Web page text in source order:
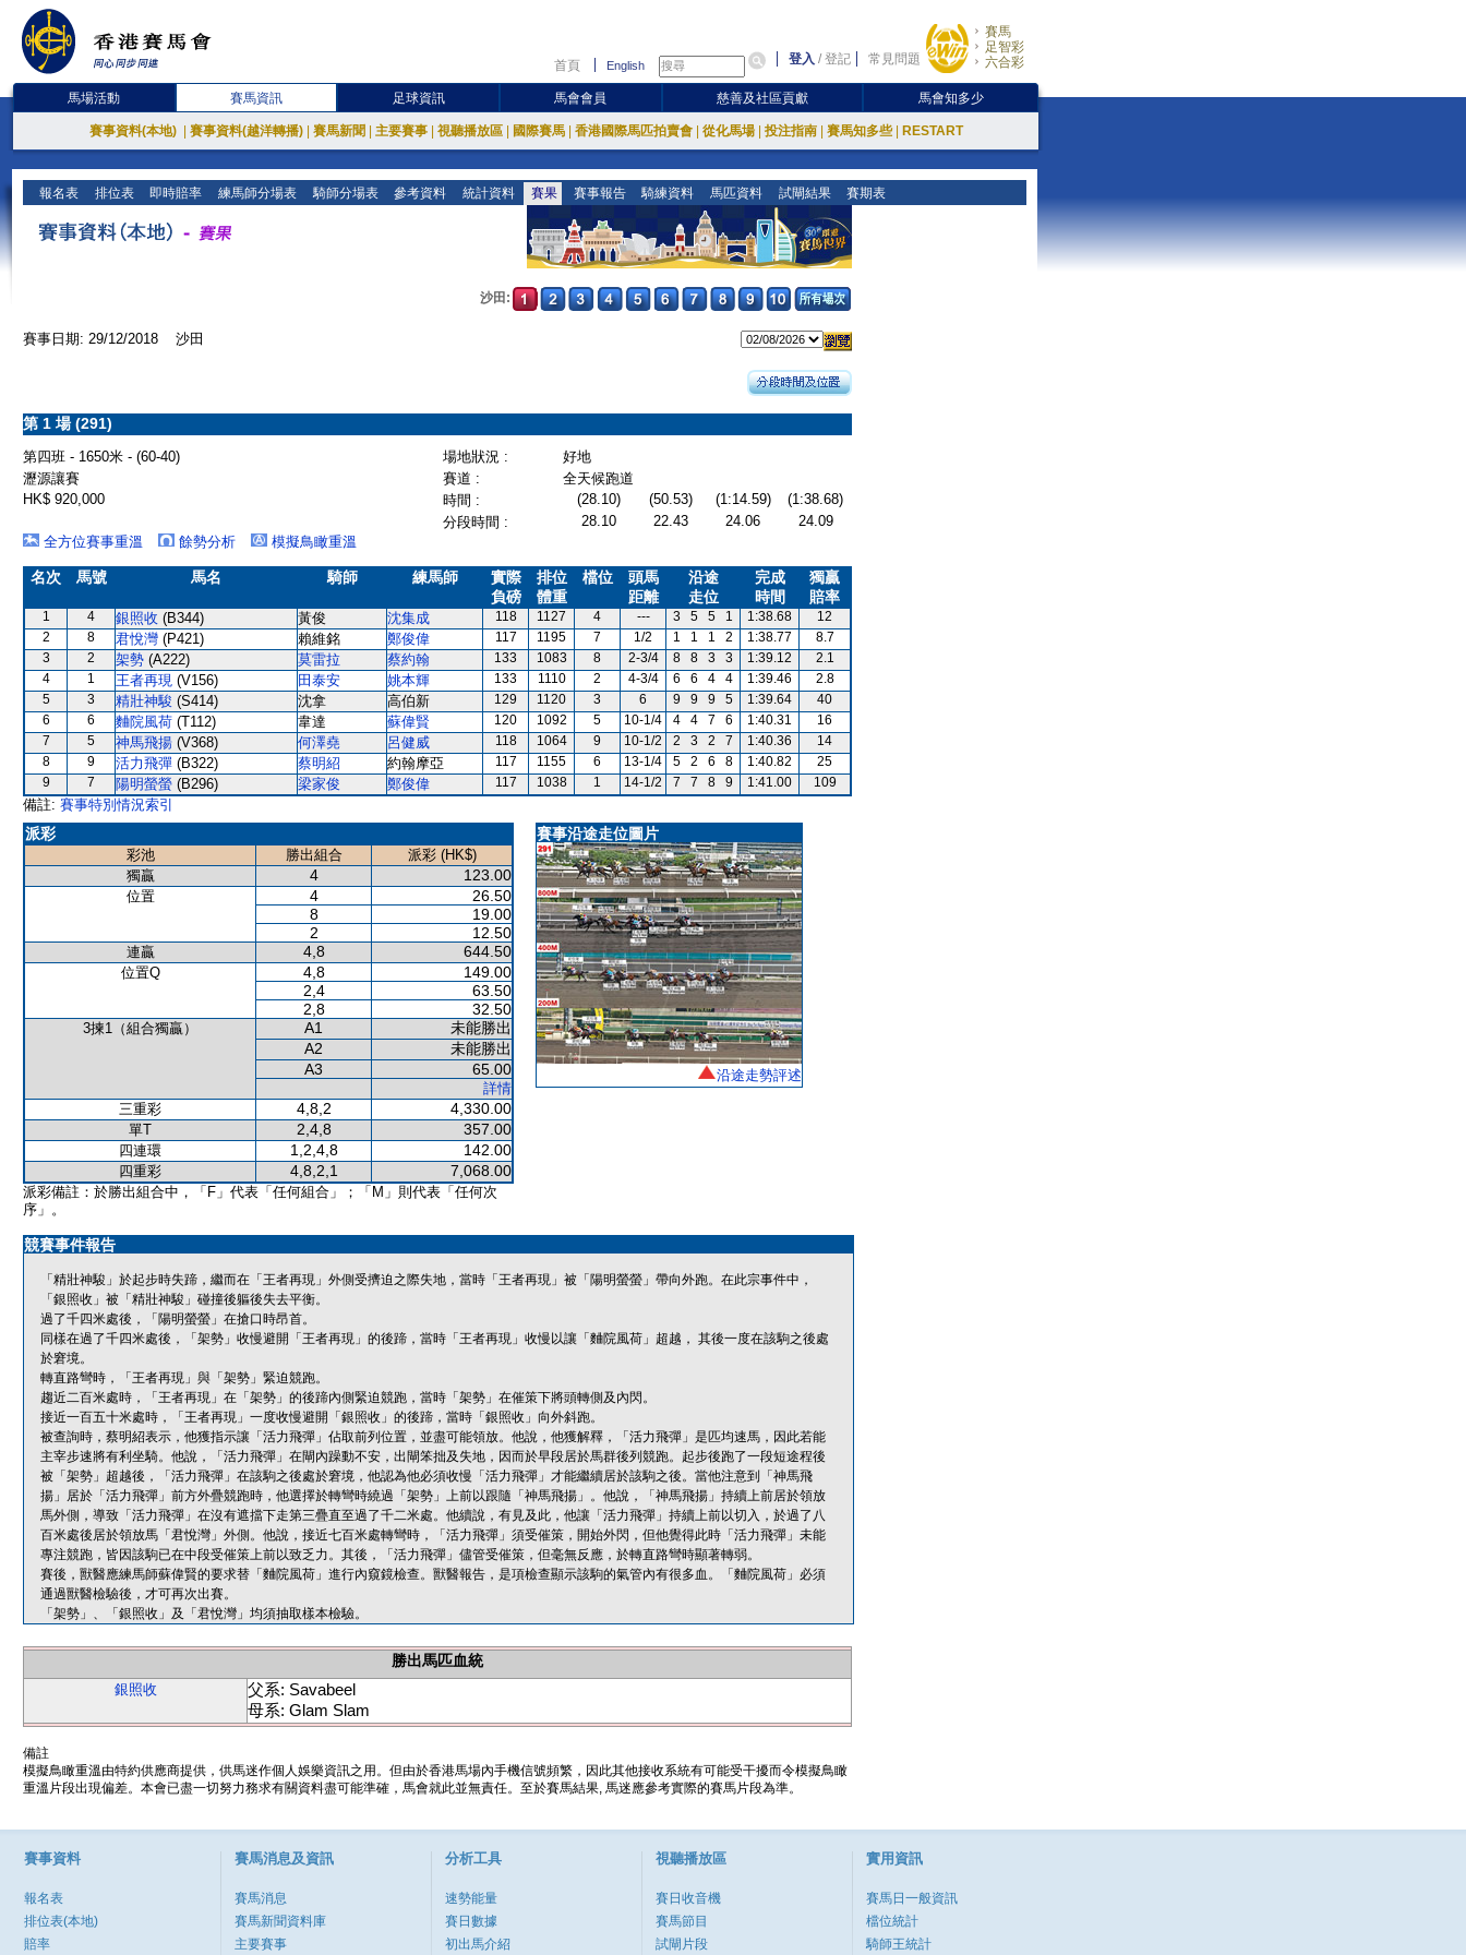
首頁 English 登入 /登記 常見問題
賽馬
足智彩
六合彩
馬場活動 賽馬資訊 足球資訊 馬會會員 慈善及社區貢獻 馬會知多少
賽事資料(本地) 賽事資料(越洋轉播) 賽馬新聞 主要賽事 視聽播放區 國際賽馬 香港國際馬匹拍賣會 從化馬場 投注指南 賽馬知多些 RESTART
報名表 排位表 即時賠率 練馬師分場表 騎師分場表 參考資料 統計資料 賽果 賽事報告 騎練資料 馬匹資料 試閘結果 賽期表
沙田:
賽事日期: 29/12/2018 沙田
第 1 場 (291)
第四班 - 1650米 - (60-40) 場地狀況 :
好地
瀝源讓賽
賽道 :
全天候跑道
HK$ 920,000
時間 : (28.10) (50.53) (1:14.59)
(1:38.68)
分段時間 :
28.10 22.43 24.06
24.09
全方位賽事重溫
餘勢分析 模擬鳥瞰重溫
名次 馬號 馬名 騎師 練馬師
實際
負磅
排位
體重
檔位
頭馬
距離
沿途
走位
完成
時間
獨贏
賠率
1 4 銀照收 (B344) 黃俊 沈集成 118 1127 4 --- 3 5 5 1 1:38.68
12
2
8 君悅灣 (P421) 賴維銘 鄭俊偉 117 1195 7 1/2 1 1 1 2 1:38.77
8.7
3
2 架勢 (A222) 莫雷拉 蔡約翰 133 1083 8 2-3/4 8 8 3 3 1:39.12
2.1
4
1 王者再現 (V156) 田泰安 姚本輝 133 1110 2 4-3/4 6 6 4 4 1:39.46
2.8
5
3 精壯神駿 (S414) 沈拿 高伯新 129 1120 3 6 9 9 9 5 1:39.64
40
6
6 麯院風荷 (T112) 韋達 蘇偉賢 120 1092 5 10-1/4 4 4 7 6 1:40.31
16
7
5 神馬飛揚 (V368) 何澤堯 呂健威 118 1064 9 10-1/2 2 3 2 7 1:40.36
14
8
9 活力飛彈 (B322) 蔡明紹 約翰摩亞 117 1155 6 13-1/4 5 2 6 8 1:40.82
25
9
7 陽明螢螢 (B296) 梁家俊 鄭俊偉 117 1038 1 14-1/2 7 7 8 9 1:41.00 109
備註: 賽事特別情況索引
派彩
彩池 勝出組合
派彩 (HK$)
獨贏
4 123.00
位置 4
26.50
8
19.00
2
12.50
連贏 4,8 644.50
位置Q 4,8
149.00
2,4
63.50
2,8
32.50
3揀1（組合獨贏） A1
未能勝出
A2
未能勝出
A3
65.00
詳情
三重彩
4,8,2 4,330.00
單T 2,4,8 357.00
四連環 1,2,4,8 142.00
四重彩 4,8,2,1 7,068.00
派彩備註：於勝出組合中，「F」代表「任何組合」；「M」則代表「任何次
序」。
賽事沿途走位圖片
沿途走勢評述
競賽事件報告
「精壯神駿」於起步時失蹄，繼而在「王者再現」外側受擠迫之際失地，當時「王者再現」被「陽明螢螢」帶向外跑。在此宗事件中，
「銀照收」被「精壯神駿」碰撞後軀後失去平衡。
過了千四米處後，「陽明螢螢」在搶口時昂首。
同樣在過了千四米處後，「架勢」收慢避開「王者再現」的後蹄，當時「王者再現」收慢以讓「麯院風荷」超越， 其後一度在該駒之後處
於窘境。
轉直路彎時，「王者再現」與「架勢」緊迫競跑。
趨近二百米處時，「王者再現」在「架勢」的後蹄內側緊迫競跑，當時「架勢」在催策下將頭轉側及內閃。
接近一百五十米處時，「王者再現」一度收慢避開「銀照收」的後蹄，當時「銀照收」向外斜跑。
被查詢時，蔡明紹表示，他獲指示讓「活力飛彈」佔取前列位置，並盡可能領放。他說，他獲解釋，「活力飛彈」是匹均速馬，因此若能
主宰步速將有利坐騎。他說，「活力飛彈」在閘內躁動不安，出閘笨拙及失地，因而於早段居於馬群後列競跑。起步後跑了一段短途程後
被「架勢」超越後，「活力飛彈」在該駒之後處於窘境，他認為他必須收慢「活力飛彈」才能繼續居於該駒之後。當他注意到「神馬飛
揚」居於「活力飛彈」前方外疊競跑時，他選擇於轉彎時繞過「架勢」上前以跟隨「神馬飛揚」。他說，「神馬飛揚」持續上前居於領放
馬外側，導致「活力飛彈」在沒有遮擋下走第三疊直至過了千二米處。他續說，有見及此，他讓「活力飛彈」持續上前以切入，於過了八
百米處後居於領放馬「君悅灣」外側。他說，接近七百米處轉彎時，「活力飛彈」須受催策，開始外閃，但他覺得此時「活力飛彈」未能
專注競跑，皆因該駒已在中段受催策上前以致乏力。其後，「活力飛彈」儘管受催策，但毫無反應，於轉直路彎時顯著轉弱。
賽後，獸醫應練馬師蘇偉賢的要求替「麯院風荷」進行內窺鏡檢查。獸醫報告，是項檢查顯示該駒的氣管內有很多血。「麯院風荷」必須
通過獸醫檢驗後，才可再次出賽。
「架勢」、「銀照收」及「君悅灣」均須抽取樣本檢驗。
勝出馬匹血統
銀照收
父系: Savabeel
母系: Glam Slam
備註
模擬鳥瞰重溫由特約供應商提供，供馬迷作個人娛樂資訊之用。但由於香港馬場內手機信號頻繁，因此其他接收系統有可能受干擾而令模擬鳥瞰
重溫片段出現偏差。本會已盡一切努力務求有關資料盡可能準確，馬會就此並無責任。至於賽馬結果, 馬迷應參考實際的賽馬片段為準。
賽事資料
報名表
排位表(本地)
賠率
賽馬消息及資訊
賽馬消息
賽馬新聞資料庫
主要賽事
分析工具
速勢能量
賽日數據
初出馬介紹
視聽播放區
賽日收音機
賽馬節目
試閘片段
實用資訊
賽馬日一般資訊
檔位統計
騎師王統計